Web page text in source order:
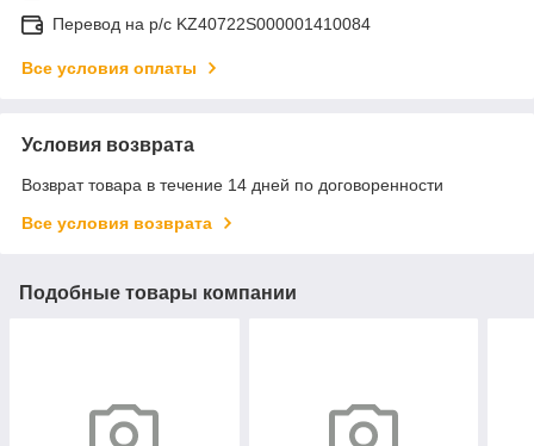
Перевод на р/с KZ40722S000001410084
Все условия оплаты
Условия возврата
Возврат товара в течение 14 дней по договоренности
Все условия возврата
Подобные товары компании